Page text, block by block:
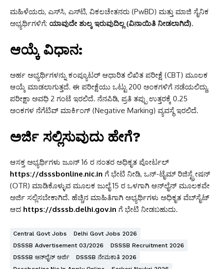
ಮಹಿಳೆಯರು, ಎಸ್‌ಸಿ, ಎಸ್‌ಟಿ, ವಿಕಲಚೇತನರು (PwBD) ಮತ್ತು ಮಾಜಿ ಸೈನಿಕ
ಅಭ್ಯರ್ಥಿಗಳಿಗೆ: ಯಾವುದೇ ಶುಲ್ಕ ಇರುವುದಿಲ್ಲ (ವಿನಾಯಿತಿ ನೀಡಲಾಗಿದೆ).
ಆಯ್ಕೆ ವಿಧಾನ:
ಅರ್ಹ ಅಭ್ಯರ್ಥಿಗಳನ್ನು ಕಂಪ್ಯೂಟರ್ ಆಧಾರಿತ ಲಿಖಿತ ಪರೀಕ್ಷೆ (CBT) ಮೂಲಕ
ಆಯ್ಕೆ ಮಾಡಲಾಗುತ್ತದೆ. ಈ ಪರೀಕ್ಷೆಯು ಒಟ್ಟು 200 ಅಂಕಗಳಿಗೆ ನಡೆಯಲಿದ್ದು,
ಪರೀಕ್ಷಾ ಅವಧಿ 2 ಗಂಟೆ ಇರಲಿದೆ. ನೆನಪಿಡಿ, ಪ್ರತಿ ತಪ್ಪು ಉತ್ತರಕ್ಕೆ 0.25
ಅಂಕಗಳ ನೆಗೆಟಿವ್ ಮಾರ್ಕಿಂಗ್ (Negative Marking) ವ್ಯವಸ್ಥೆ ಇರಲಿದೆ.
ಅರ್ಜಿ ಸಲ್ಲಿಸುವುದು ಹೇಗೆ?
ಆಸಕ್ತ ಅಭ್ಯರ್ಥಿಗಳು ಜೂನ್ 16 ರ ನಂತರ ಅಧಿಕೃತ ಪೋರ್ಟಲ್
https://dsssbonline.nic.in ಗೆ ಭೇಟಿ ನೀಡಿ, ಒನ್-ಟೈಮ್ ರಿಜಿಸ್ಟ್ರೇಷನ್
(OTR) ಮಾಡಿಕೊಳ್ಳುವ ಮೂಲಕ ಜುಲೈ 15 ರ ಒಳಗಾಗಿ ಆನ್‌ಲೈನ್ ಮೂಲಕವೇ
ಅರ್ಜಿ ಸಲ್ಲಿಸಬೇಕಾಗಿದೆ. ಹೆಚ್ಚಿನ ಮಾಹಿತಿಗಾಗಿ ಅಭ್ಯರ್ಥಿಗಳು ಅಧಿಕೃತ ವೆಬ್‌ಸೈಟ್
ಆದ https://dsssb.delhi.gov.in ಗೆ ಭೇಟಿ ನೀಡಬಹುದು.
Central Govt Jobs
Delhi Govt Jobs 2026
DSSSB Advertisement 03/2026
DSSSB Recruitment 2026
DSSSB ಆನ್‌ಲೈನ್ ಅರ್ಜಿ
DSSSB ನೇಮಕಾತಿ 2026